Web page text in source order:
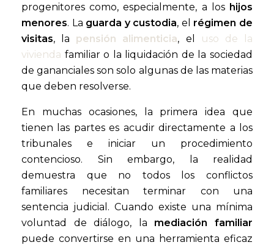
progenitores como, especialmente, a los hijos
menores. La guarda y custodia, el régimen de
visitas, la pensión alimenticia, el
uso de la
vivienda familiar o la liquidación de la sociedad
de gananciales son solo algunas de las materias
que deben resolverse.
En muchas ocasiones, la primera idea que
tienen las partes es acudir directamente a los
tribunales e iniciar un procedimiento
contencioso. Sin embargo, la realidad
demuestra que no todos los conflictos
familiares necesitan terminar con una
sentencia judicial. Cuando existe una mínima
voluntad de diálogo, la mediación familiar
puede convertirse en una herramienta eficaz